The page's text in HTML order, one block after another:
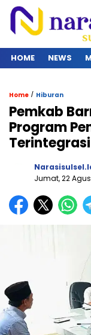
HOME NEWS
Home / Hiburan
Pemkab
Program
Terintegrasi
Jumat, 22